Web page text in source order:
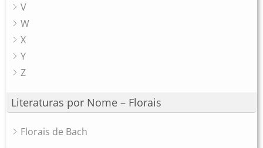
V
W
X
Y
Z
Literaturas por Nome – Florais
Florais de Bach